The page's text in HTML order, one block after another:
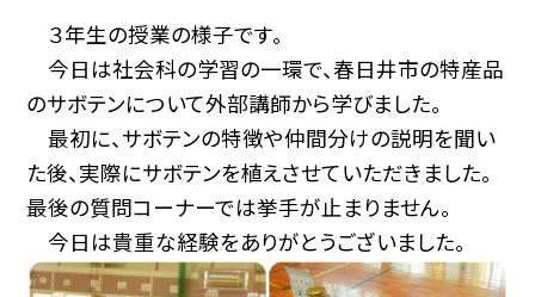
３年生の授業の様子です。
今日は社会科の学習の一環で、春日井市の特産品
のサボテンについて外部講師から学びました。
最初に、サボテンの特徴や仲間分けの説明を聞い
た後、実際にサボテンを植えさせていただきました。
最後の質問コーナーでは挙手が止まりません。
今日は貴重な経験をありがとうございました。